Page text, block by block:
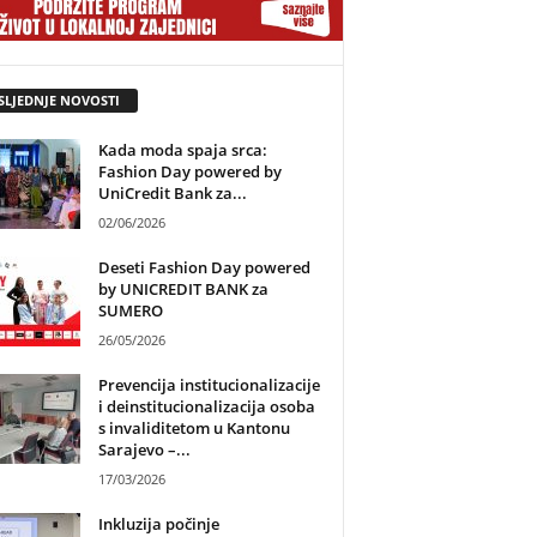
NOVOSTI
Kada moda spaja srca:
Fashion Day powered by
UniCredit Bank za...
02/06/2026
Deseti Fashion Day powered
by UNICREDIT BANK za
SUMERO
26/05/2026
Prevencija institucionalizacije
i deinstitucionalizacija osoba
s invaliditetom u Kantonu
Sarajevo –...
17/03/2026
Inkluzija počinje